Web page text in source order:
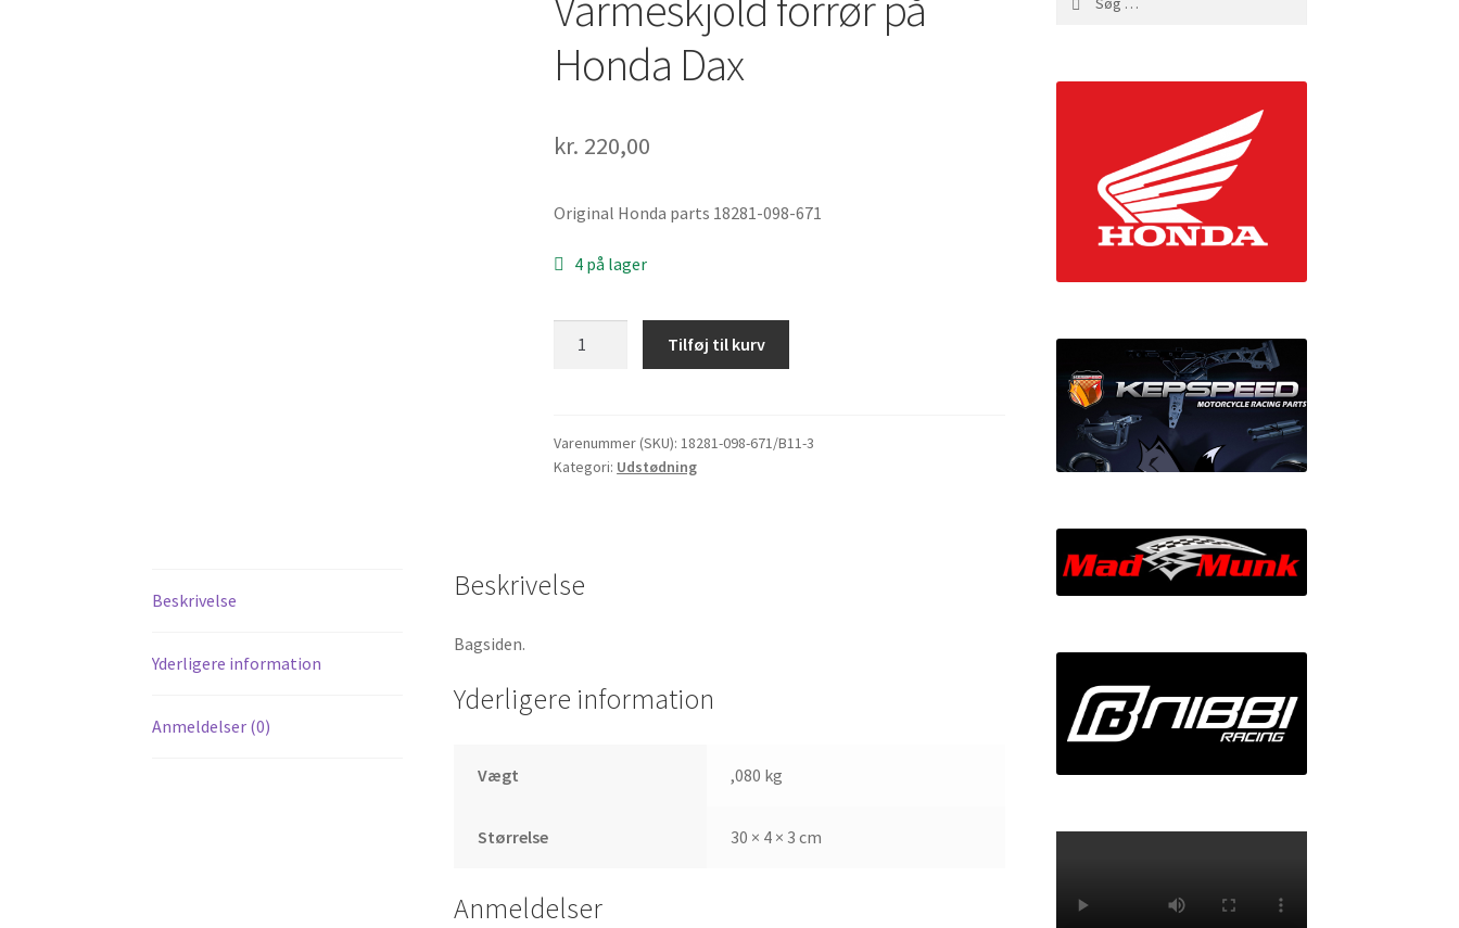
Honda Dax
kr. 220,00
Original Honda parts 18281-098-671
4 på lager
Dax
antal
Tilføj til kurv
Varenummer (SKU): 18281-098-671/B11-3
Kategori: Udstødning
Beskrivelse
Yderligere information
Anmeldelser (0)
Beskrivelse
Bagsiden.
Yderligere information
Vægt ,080 kg
Størrelse 30 × 4 × 3 cm
Anmeldelser